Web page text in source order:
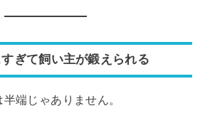
ぎて飼い主が鍛えられる
端じゃありません。